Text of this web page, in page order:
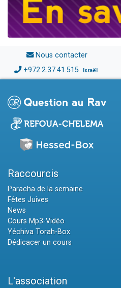
Nous contacter
+972.2.37.41.515 Israël
Raccourcis
Paracha de la semaine
Fêtes Juives
News
Cours Mp3-Vidéo
Yéchiva Torah-Box
Dédicacer un cours
L'association